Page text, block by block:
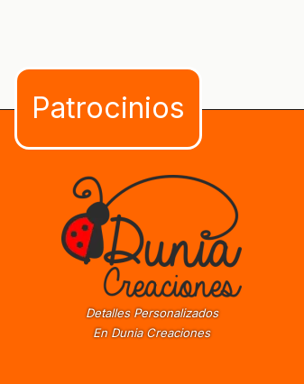
Detalles Personalizados
En Dunia Creaciones